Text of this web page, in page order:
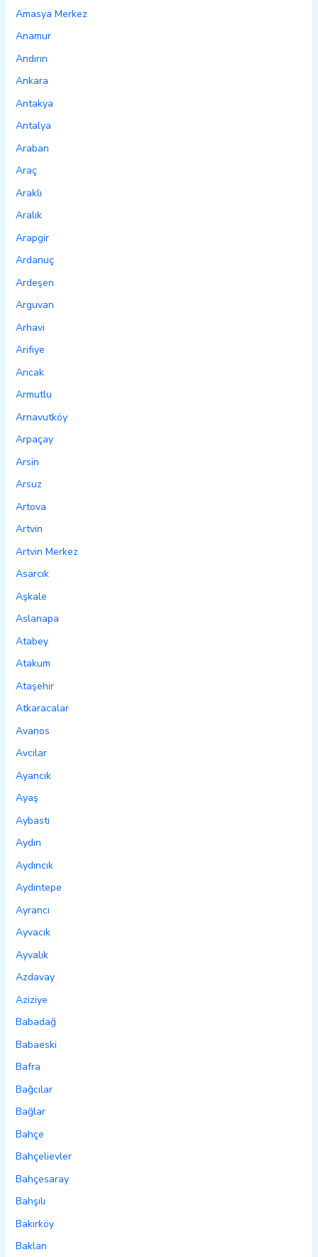
Amasya Merkez
Anamur
Andırın
Ankara
Antakya
Antalya
Araban
Araç
Araklı
Aralık
Arapgir
Ardanuç
Ardeşen
Arguvan
Arhavi
Arifiye
Arıcak
Armutlu
Arnavutköy
Arpaçay
Arsin
Arsuz
Artova
Artvin
Artvin Merkez
Asarcık
Aşkale
Aslanapa
Atabey
Atakum
Ataşehir
Atkaracalar
Avanos
Avcılar
Ayancık
Ayaş
Aybastı
Aydın
Aydıncık
Aydıntepe
Ayrancı
Ayvacık
Ayvalık
Azdavay
Aziziye
Babadağ
Babaeski
Bafra
Bağcılar
Bağlar
Bahçe
Bahçelievler
Bahçesaray
Bahşılı
Bakırköy
Baklan